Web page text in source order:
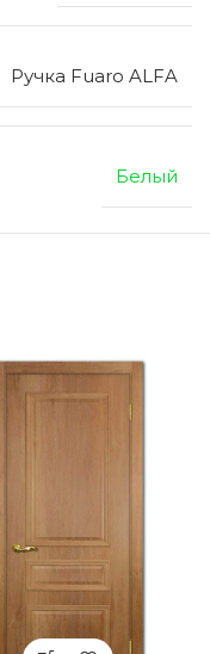
Ручка Fuaro ALFA
Белый